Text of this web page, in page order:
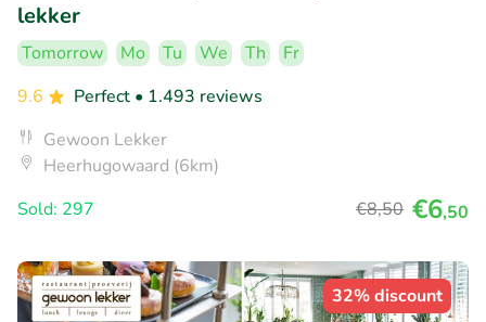
lekker
Tomorrow Mo Tu We Th
Fr
9.6
Perfect • 1.493 reviews
Gewoon Lekker
Heerhugowaard (6km)
Sold: 297
€8,50 €6,50
32% discount